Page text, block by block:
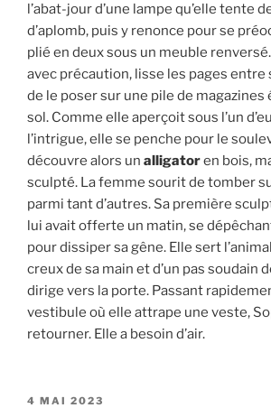
l’abat-jour d’une lampe qu’elle tente
d’aplomb, puis y renonce pour se
plié en deux sous un meuble
avec précaution, lisse les pages entre
de le poser sur une pile de magazines
sol. Comme elle aperçoit sous l’un
l’intrigue, elle se penche pour le
découvre alors un alligatoren bois,
sculpté. La femme sourit de tomber
parmi tant d’autres. Sa première
lui avait offerte un matin, se
pour dissiper sa gêne. Elle sert
creux de sa main et d’un pas soudain
dirige vers la porte. Passant
vestibule où elle attrape une veste,
retourner. Elle a besoin d’air.
PUBLIÉ
4 MAI 2023